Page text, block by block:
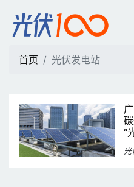
光伏发电站
首页 光伏发电站
“
光